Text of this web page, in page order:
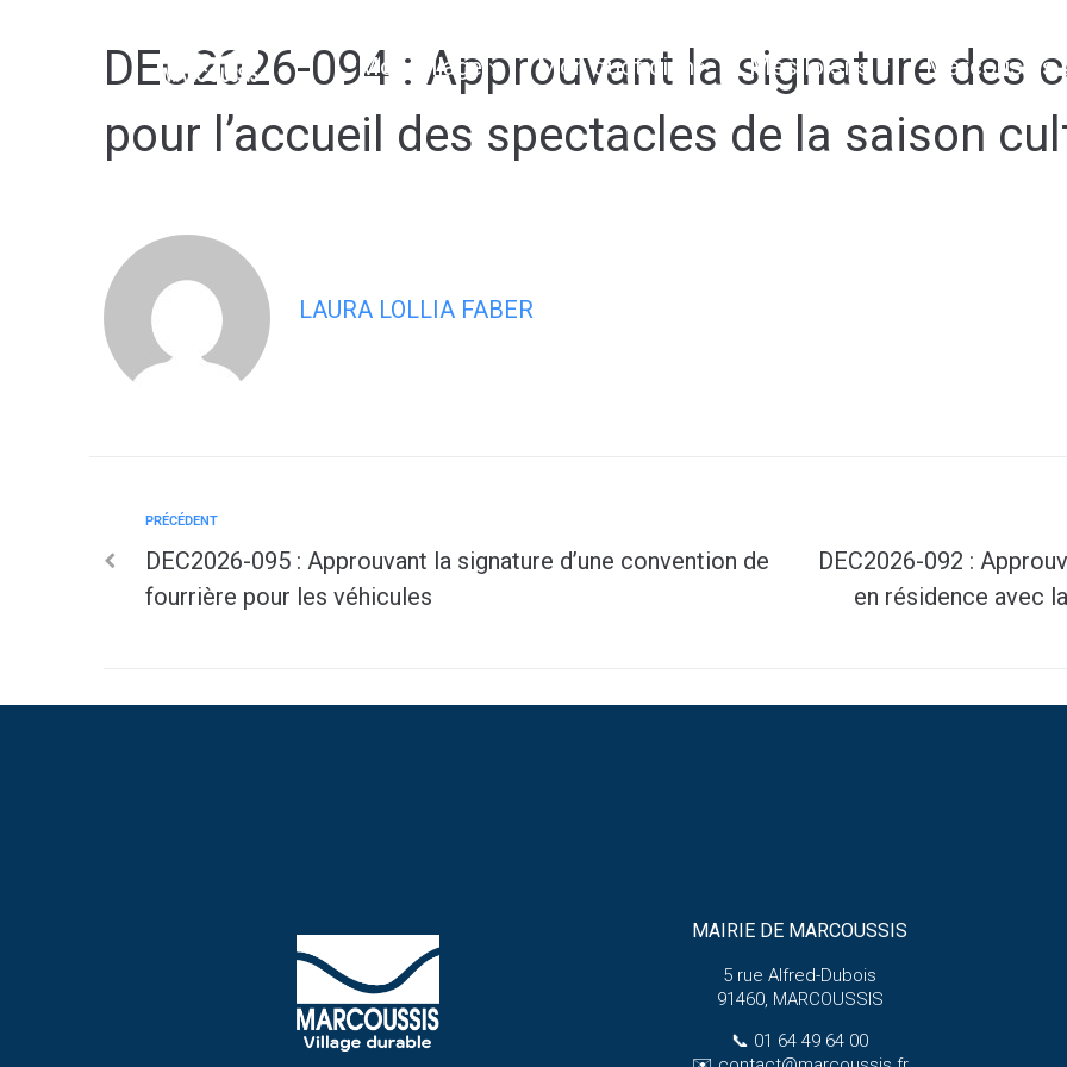
Mon village Mon quotidien Mes loisirs Marcoussis
DEC2026-094 : Approuvant la signature des
pour l’accueil des spectacles de la saison
LAURA LOLLIA FABER
PRÉCÉDENT
DEC2026-095 : Approuvant la signature d’une convention de
fourrière pour les véhicules
DEC2026-092 :
en résidence avec
MAIRIE DE MARCOUSSIS
5 rue Alfred-Dubois
91460, MARCOUSSIS
📞 01 64 49 64 00